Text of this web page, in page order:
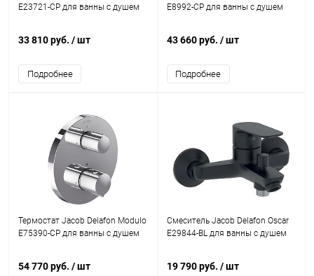
E23721-CP для ванны с душем
33 810 руб. / шт
Подробнее
E8992-CP для ванны с душем
43 660 руб. / шт
Подробнее
Термостат Jacob Delafon Modulo
E75390-CP для ванны с душем
54 770 руб. / шт
Смеситель Jacob Delafon Oscar
E29844-BL для ванны с душем
19 790 руб. / шт